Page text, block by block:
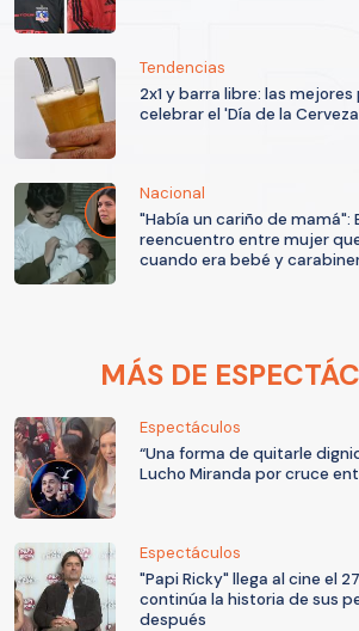
Tendencias
2x1 y barra libre: las
celebrar el 'Día de la
Nacional
"Había un cariño de mamá":
reencuentro entre mujer
cuando era bebé y
MÁS DE
Espectáculos
“Una forma de quitarle
Lucho Miranda por cruce
Espectáculos
"Papi Ricky" llega al cine el
continúa la historia de sus
después